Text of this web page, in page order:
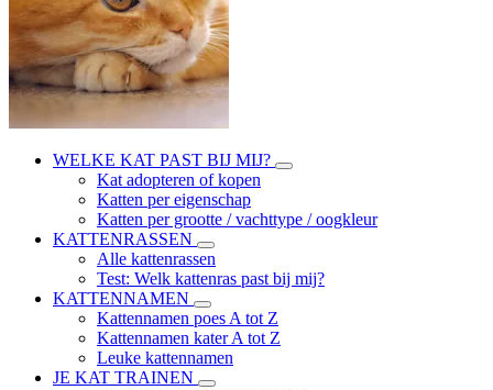
WELKE KAT PAST BIJ MIJ?
Kat adopteren of kopen
Katten per eigenschap
Katten per grootte / vachttype / oogkleur
KATTENRASSEN
Alle kattenrassen
Test: Welk kattenras past bij mij?
KATTENNAMEN
Kattennamen poes A tot Z
Kattennamen kater A tot Z
Leuke kattennamen
JE KAT TRAINEN